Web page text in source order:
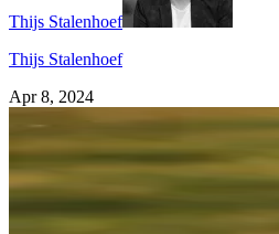
Thijs Stalenhoef
Thijs Stalenhoef
Apr 8, 2024